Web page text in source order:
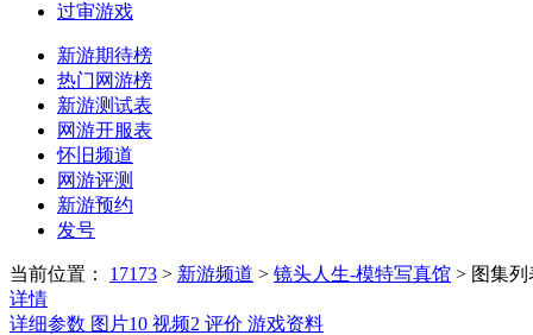
过审游戏
新游期待榜
热门网游榜
新游测试表
网游开服表
怀旧频道
网游评测
新游预约
发号
当前位置： 17173 > 新游频道 > 镜头人生-模特写真馆 > 图集列
详情
详细参数 图片10 视频2 评价 游戏资料